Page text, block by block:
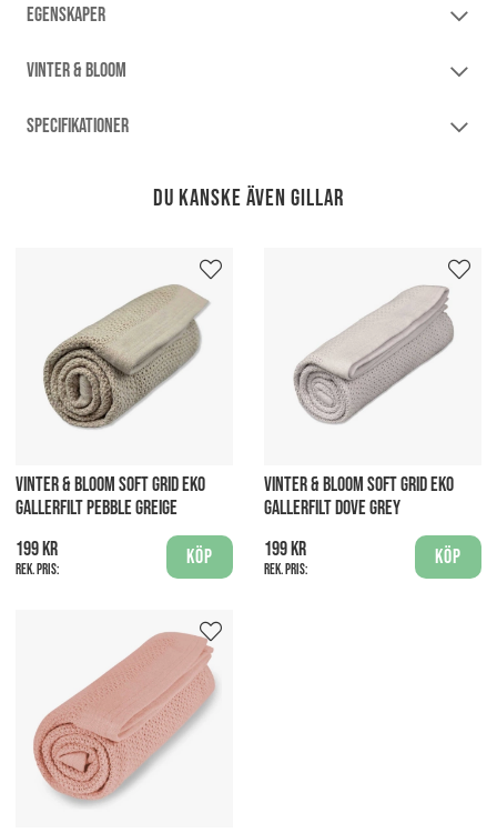
EGENSKAPER
VINTER & BLOOM
SPECIFIKATIONER
Du kanske även gillar
VINTER & BLOOM SOFT GRID EKO
GALLERFILT PEBBLE GREIGE
199 kr
Rek. pris:
Köp
VINTER & BLOOM SOFT GRID EKO
GALLERFILT DOVE GREY
199 kr
Rek. pris:
Köp